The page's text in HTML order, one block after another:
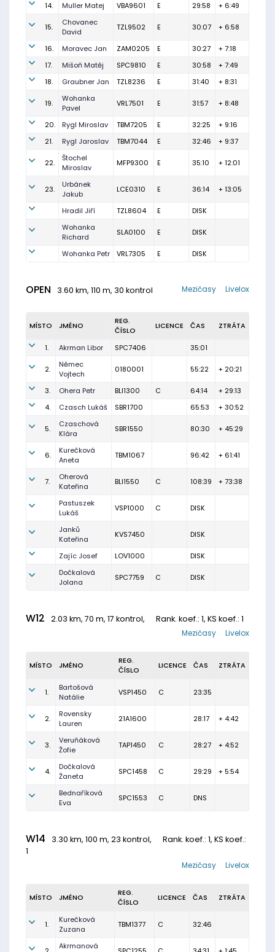
14. Muller Matej VBA9601 E 29:58 + 6:49
15.
Chovanec
David
TZL9502 E 30:07 + 6:58
16. Moravec Jan ZAM0205 E 30:27
+ 7:18
17.
Mišoň Matěj SPC9810 E 30:58
+ 7:49
18.
Graubner Jan TZL8236 E 31:40 + 8:31
19.
Wohanka
Pavel
VRL7501 E 31:57 + 8:48
20. Rygl Miroslav TBM7205 E 32:25
+ 9:16
21.
Rygl Jaroslav TBM7044 E 32:46 + 9:37
22.
Štochel
Miroslav
MFP9300 E 35:10 + 12:01
23.
Urbánek
Jakub
LCE0310 E 36:14 + 13:05
Hradil Jiří TZL8604 E
DISK
Wohanka
Richard
SLA0100 E DISK
Wohanka Petr VRL7305 E DISK
OPEN 3.60 km, 110 m, 30 kontrol Livelox
Mezičasy
MÍSTO JMÉNO
REG.
ČÍSLO
LICENCE ČAS ZTRÁTA
1. Akrman Libor SPC7406 35:01
2.
Němec
Vojtech
0180001 55:22 + 20:21
3. Ohera Petr BLI1300 C 64:14
+ 29:13
4.
Czasch Lukáš SBR1700 65:53 + 30:52
5.
Czaschová
Klára
SBR1550 80:30 + 45:29
6.
Kurečková
Aneta
TBM1067 96:42 + 61:41
7.
Oherová
Kateřina
BLI1550 C 108:39 + 73:38
Pastuszek
Lukáš
VSP1000 C DISK
Janků
Kateřina
KVS7450 DISK
Zajíc Josef LOV1000
DISK
Dočkalová
Jolana
SPC7759 C DISK
W12 2.03 km, 70 m, 17 kontrol, Rank. koef.: 1, KS koef.: 1
Livelox
Mezičasy
MÍSTO JMÉNO
REG.
ČÍSLO
LICENCE ČAS ZTRÁTA
1.
Bartošová
Natálie
VSP1450 C 23:35
2.
Rovensky
Lauren
21A1600 28:17 + 4:42
3.
Veruňáková
Žofie
TAP1450 C 28:27 + 4:52
4.
Dočkalová
Žaneta
SPC1458 C 29:29 + 5:54
Bednaříková
Eva
SPC1553 C DNS
W14 3.30 km, 100 m, 23 kontrol, Rank. koef.: 1, KS koef.:
1
Livelox
Mezičasy
MÍSTO JMÉNO
REG.
ČÍSLO
LICENCE ČAS ZTRÁTA
1.
Kurečková
Zuzana
TBM1377 C 32:46
Akrmanová